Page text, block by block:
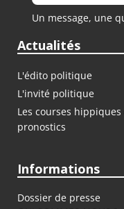
Un message, une
Actualités
L'édito politique
L'invité politique
Les courses hippiques
pronostics
Informations
Dossier de presse